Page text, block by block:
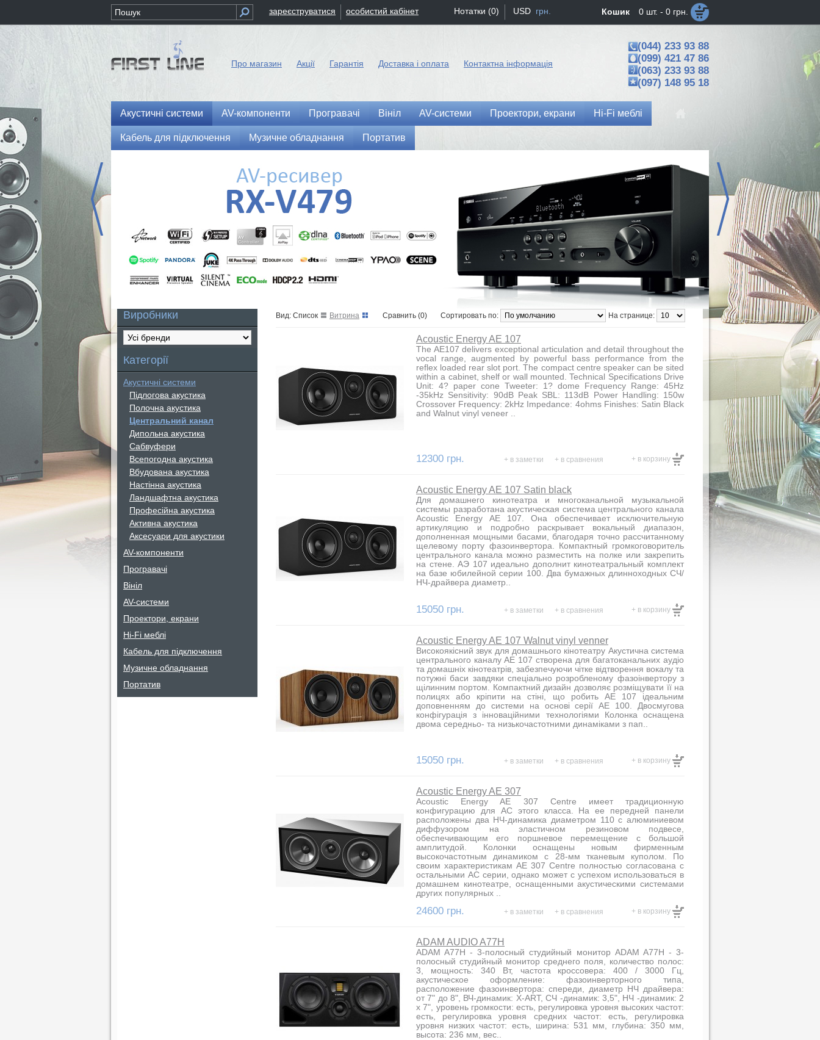
зареєструватися особистий кабінет Нотатки (0) USD грн. Кошик 0 шт. - 0 грн.
Про магазин Акції Гарантія Доставка і оплата Контактна інформація
(044) 233 93 88
(099) 421 47 86
(063) 233 93 88
(097) 148 95 18
Акустичні системи AV-компоненти Програвачі Вініл AV-системи Проектори, екрани Hi-Fi меблі
Кабель для підключення Музичне обладнання Портатив
Виробники
Категорії
Акустичні системи
Підлогова акустика
Полочна акустика
Центральний канал
Дипольна акустика
Сабвуфери
Всепогодна акустика
Вбудована акустика
Настінна акустика
Ландшафтна акустика
Професійна акустика
Активна акустика
Аксесуари для акустики
AV-компоненти
Програвачі
Вініл
AV-системи
Проектори, екрани
Hi-Fi меблі
Кабель для підключення
Музичне обладнання
Портатив
Вид: Список Витрина На странице:
Сортировать по:
Сравнить (0)
Acoustic Energy AE 107
The AE107 delivers exceptional articulation and detail throughout the
vocal range, augmented by powerful bass performance from the
reflex loaded rear slot port. The compact centre speaker can be sited
within a cabinet, shelf or wall mounted. Technical Specifications Drive
Unit: 4? paper cone Tweeter: 1? dome Frequency Range: 45Hz
-35kHz Sensitivity: 90dB Peak SBL: 113dB Power Handling: 150w
Crossover Frequency: 2kHz Impedance: 4ohms Finishes: Satin Black
and Walnut vinyl veneer ..
12300 грн. + в заметки + в сравнения + в корзину
Acoustic Energy AE 107 Satin black
Для домашнего кинотеатра и многоканальной музыкальной
системы разработана акустическая система центрального канала
Acoustic Energy AE 107. Она обеспечивает исключительную
артикуляцию и подробно раскрывает вокальный диапазон,
дополненная мощными басами, благодаря точно рассчитанному
щелевому порту фазоинвертора. Компактный громкоговоритель
центрального канала можно разместить на полке или закрепить
на стене. АЭ 107 идеально дополнит кинотеатральный комплект
на базе юбилейной серии 100. Два бумажных длинноходных СЧ/
НЧ-драйвера диаметр..
15050 грн. + в заметки + в сравнения + в корзину
Acoustic Energy AE 107 Walnut vinyl venner
Високоякісний звук для домашнього кінотеатру Акустична система
центрального каналу AE 107 створена для багатоканальних аудіо
та домашніх кінотеатрів, забезпечуючи чітке відтворення вокалу та
потужні баси завдяки спеціально розробленому фазоінвертору з
щілинним портом. Компактний дизайн дозволяє розміщувати її на
полицях або кріпити на стіні, що робить AE 107 ідеальним
доповненням до системи на основі серії AE 100. Двосмугова
конфігурація з інноваційними технологіями Колонка оснащена
двома середньо- та низькочастотними динаміками з пап..
15050 грн. + в заметки + в сравнения + в корзину
Acoustic Energy AE 307
Acoustic Energy AE 307 Centre имеет традиционную
конфигурацию для АС этого класса. На ее передней панели
расположены два НЧ-динамика диаметром 110 с алюминиевом
диффузором на эластичном резиновом подвесе,
обеспечивающим его поршневое перемещение с большой
амплитудой. Колонки оснащены новым фирменным
высокочастотным динамиком с 28-мм тканевым куполом. По
своим характеристикам AE 307 Centre полностью согласована с
остальными АС серии, однако может с успехом использоваться в
домашнем кинотеатре, оснащенными акустическими системами
других популярных ..
24600 грн. + в заметки + в сравнения + в корзину
ADAM AUDIO A77H
ADAM A77H - 3-полосный студийный монитор ADAM A77H - 3-
полосный студийный монитор среднего поля, количество полос:
3, мощность: 340 Вт, частота кроссовера: 400 / 3000 Гц,
акустическое оформление: фазоинверторного типа,
расположение фазоинвертора: спереди, диаметр НЧ драйвера:
от 7" до 8", ВЧ-динамик: X-ART, СЧ -динамик: 3,5", НЧ -динамик: 2
x 7", уровень громкости: есть, регулировка уровня высоких частот:
есть, регулировка уровня средних частот: есть, регулировка
уровня низких частот: есть, ширина: 531 мм, глубина: 350 мм,
высота: 236 мм, вес..